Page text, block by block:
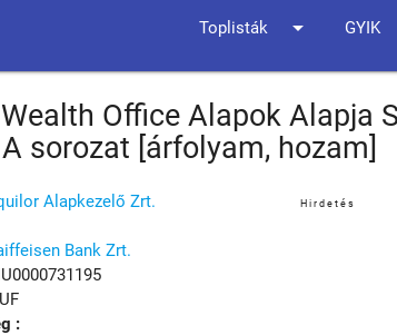
Toplisták arrow_drop_down GYIK
Wealth Office Alapok Alapja
sorozat [árfolyam, hozam]
Hirdetés
Alapkezelő Zrt.
Bank Zrt.
: